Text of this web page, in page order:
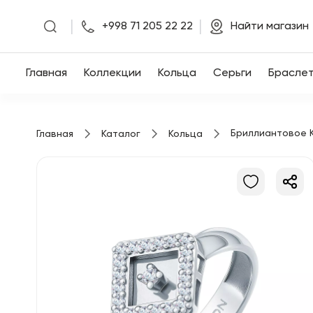
Главная
+998 71 205 22 22 Найти магазин
Главная Коллекции Кольца Серьги
Главная Каталог Кольца Бриллиантовое